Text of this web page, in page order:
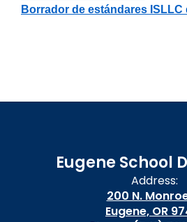
Borrador de estándares ISLLC
Eugene School
Address:
200 N.
Eugene, OR